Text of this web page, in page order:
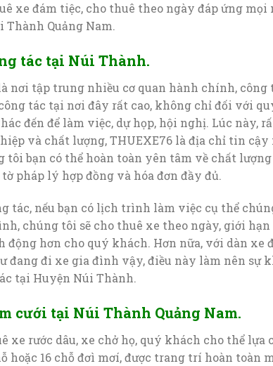
xe đám tiệc, cho thuê theo ngày đáp ứng
Quảng Nam.
tác tại Núi Thành.
nơi tập trung nhiều cơ quan hành chính, công
tác tại nơi đây rất cao, không chỉ đối với
đến để làm việc, dự họp, hội nghị. Lúc này,
và chất lượng, THUEXE76 là địa chỉ tin cậy
tôi bạn có thể hoàn toàn yên tâm về chất
pháp lý hợp đồng và hóa đơn đầy đủ.
tác, nếu bạn có lịch trình làm việc cụ thể
chúng tôi sẽ cho thuê xe theo ngày, giới
động hơn cho quý khách. Hơn nữa, với dàn xe
đang đi xe gia đình vậy, điều này làm nên
tại Huyện Núi Thành.
cưới tại Núi Thành Quảng Nam.
xe rước dâu, xe chở họ, quý khách cho thể lựa
hoặc 16 chỗ đơì mơí, được trang trí hoàn toàn